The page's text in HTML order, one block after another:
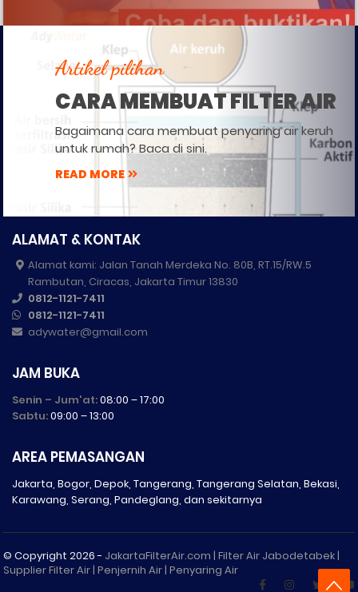
Artikel pilihan
CARA MEMBUAT FILTER AIR
Bagaimana cara membuat penyaring air keruh
untuk rumah? Baca di sini.
READ MORE
ALAMAT & KONTAK
Alamat kami: Jalan Tanah Merdeka No. 80B, RT.15/RW.5
Rambutan, Ciracas, Jakarta Timur 13830
0812-1121-7411
0812-1121-7411
adywater@gmail.com
JAM BUKA
Senin – Jum'at:08:00 – 17:00
Sabtu:09:00 – 13:00
AREA PEMASANGAN
Jakarta, Bogor, Depok, Tangerang, Tangerang Selatan, Bekasi,
Karawang, Serang, Pandeglang, dan sekitarnya
© Copyright2026 - JakartaFilterAir.com | Filter Air Jabodetabek |
Supplier Filter Air | Penjernih Air | Penyaring Air